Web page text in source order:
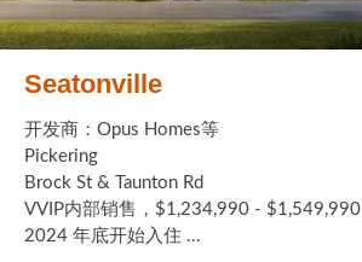
Seatonville
开发商：Opus Homes等
Pickering
Brock St & Taunton Rd
VVIP内部销售，$1,234,990 - $1,549,990
2024 年底开始入住 ...